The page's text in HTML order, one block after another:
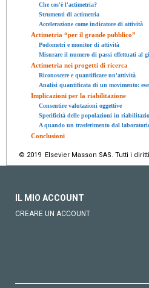
Che cos'è l'actimetria?
Strumenti di actimetria
Accelerazione come indicatore di attività
Actimetria “per il grande pubblico”
Podometri e monitor di attività
Misurare il numero di passi effettuati al
Actimetria nei progetti di ricerca
Riconoscere e quantificare un'attività
Analisi quantificata di un movimento:
Implicazioni per la riabilitazione
Consentire valutazioni oggettive
Specificità delle popolazioni in
A quando un trasferimento dal
Conclusioni
© 2019 Elsevier Masson SAS. Tutti i
IL MIO ACCOUNT
CREARE UN ACCOUNT